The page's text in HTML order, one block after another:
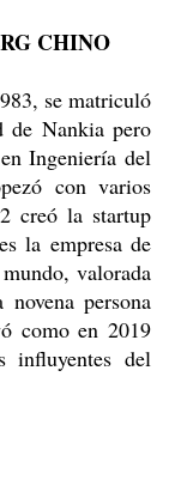
CHINO
se matriculó
de Nankia pero
Ingeniería del
con varios
creó la startup
la empresa de
valorada
persona
como en 2019
influyentes del